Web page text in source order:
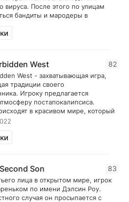
вируса. После этого по улицам
бандиты и мародеры в
82
West
West - захватывающая игра,
традиции своего
Игроку предлагается
постапокалипсиса.
в красивом мире, который
83
Son
лица в открытом мире, игрок
по имени Дэлсин Роу.
случая он просыпается с